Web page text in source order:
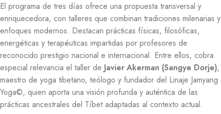
El programa de tres días ofrece una propuesta transversal y
enriquecedora, con talleres que combinan tradiciones milenarias y
enfoques modernos. Destacan prácticas físicas, filosóficas,
energéticas y terapéuticas impartidas por profesores de
reconocido prestigio nacional e internacional. Entre ellos, cobra
especial relevancia el taller de Javier Akerman (Sangye Dorje),
maestro de yoga tibetano, teólogo y fundador del Linaje Jamyang
Yoga©, quien aporta una visión profunda y auténtica de las
prácticas ancestrales del Tíbet adaptadas al contexto actual.